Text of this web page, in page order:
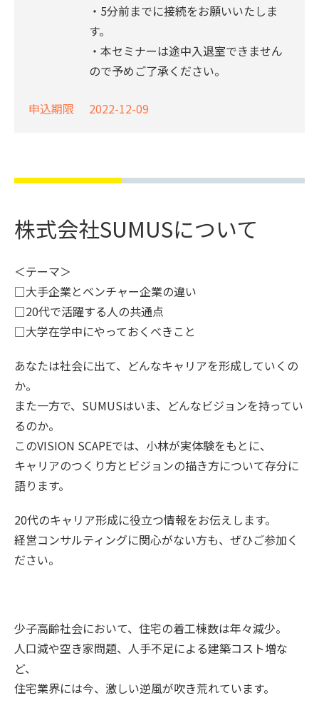
・5分前までに接続をお願いいたしま
す。
・本セミナーは途中入退室できません
ので予めご了承ください。
申込期限 2022-12-09
株式会社SUMUSについて
＜テーマ＞
□大手企業とベンチャー企業の違い
□20代で活躍する人の共通点
□大学在学中にやっておくべきこと
あなたは社会に出て、どんなキャリアを形成していくの
か。
また一方で、SUMUSはいま、どんなビジョンを持ってい
るのか。
このVISION SCAPEでは、小林が実体験をもとに、
キャリアのつくり方とビジョンの描き方について存分に
語ります。
20代のキャリア形成に役立つ情報をお伝えします。
経営コンサルティングに関心がない方も、ぜひご参加く
ださい。
少子高齢社会において、住宅の着工棟数は年々減少。
人口減や空き家問題、人手不足による建築コスト増な
ど、
住宅業界には今、激しい逆風が吹き荒れています。